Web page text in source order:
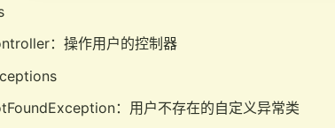
：操作用户的控制器
：用户不存在的自定义异常类